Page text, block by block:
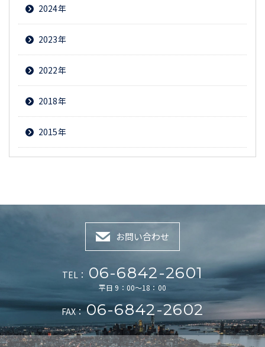
2024
2023
2022
2018
2015
お問い合わせ
TEL： 06-6842-2601
平日 9：00～18：00
FAX：06-6842-2602